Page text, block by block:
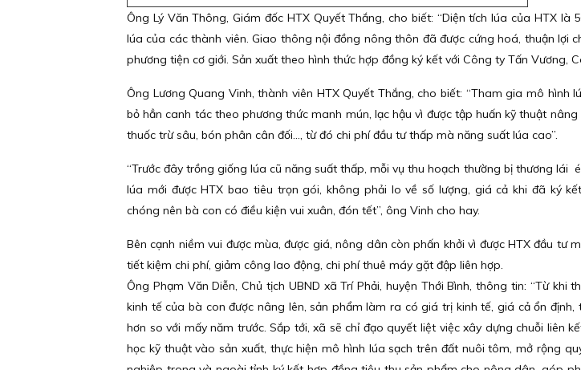
Ông Lý Văn Thông, Giám đốc HTX Quyết Thắng, cho biết: “Diện tích lúa của HTX
lúa của các thành viên. Giao thông nội đồng nông thôn đã được cứng hoá, thuận lợi
phương tiện cơ giới. Sản xuất theo hình thức hợp đồng ký kết với Công ty Tấn Vương,
Ông Lương Quang Vinh, thành viên HTX Quyết Thắng, cho biết: “Tham gia mô hình
bỏ hẳn canh tác theo phương thức manh mún, lạc hậu vì được tập huấn kỹ thuật
thuốc trừ sâu, bón phân cân đối…, từ đó chi phí đầu tư thấp mà năng suất lúa cao”.
“Trước đây trồng giống lúa cũ năng suất thấp, mỗi vụ thu hoạch thường bị thương lái
lúa mới được HTX bao tiêu trọn gói, không phải lo về số lượng, giá cả khi đã ký
chóng nên bà con có điều kiện vui xuân, đón tết”, ông Vinh cho hay.
Bên cạnh niềm vui được mùa, được giá, nông dân còn phấn khởi vì được HTX đầu tư
tiết kiệm chi phí, giảm công lao động, chi phí thuê máy gặt đập liên hợp.
Ông Phạm Văn Diễn, Chủ tịch UBND xã Trí Phải, huyện Thới Bình, thông tin: “Từ khi
kinh tế của bà con được nâng lên, sản phẩm làm ra có giá trị kinh tế, giá cả ổn
hơn so với mấy năm trước. Sắp tới, xã sẽ chỉ đạo quyết liệt việc xây dựng chuỗi liên
học kỹ thuật vào sản xuất, thực hiện mô hình lúa sạch trên đất nuôi tôm, mở rộng